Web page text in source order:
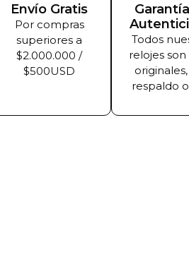
Envío Gratis
Por compras
superiores a
$2.000.000 /
$500USD
Todos
relojes son
respaldo